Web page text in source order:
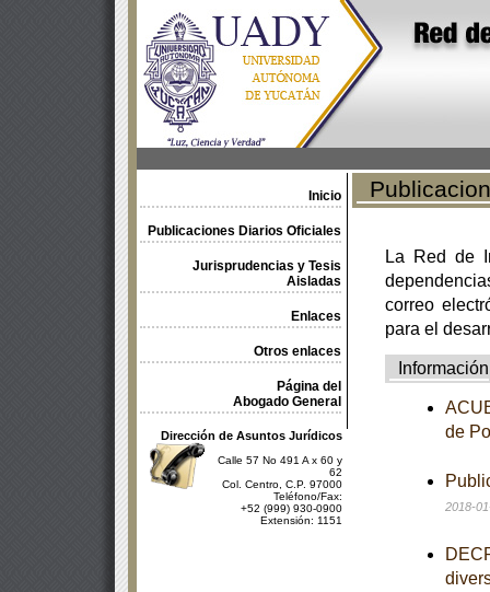
Inicio
Publicaciones Diarios Oficiales
Jurisprudencias y Tesis
Aisladas
Enlaces
Otros enlaces
Página del
Abogado General
Dirección de Asuntos Jurídicos
Calle 57 No 491 A x 60 y
62
Col. Centro, C.P. 97000
Teléfono/Fax:
+52 (999) 930-0900
Extensión: 1151
La Red de
correo
para el
Información
de
2018-